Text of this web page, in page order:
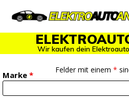
to
Wir kaufen dein
Felder mit einem *
Marke *